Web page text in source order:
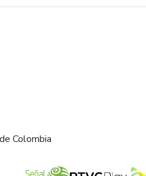
Colombia